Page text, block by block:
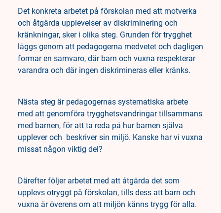
Det konkreta arbetet på förskolan med att motverka
och åtgärda upplevelser av diskriminering och
kränkningar, sker i olika steg. Grunden för trygghet
läggs genom att pedagogerna medvetet och dagligen
formar en samvaro, där barn och vuxna respekterar
varandra och där ingen diskrimineras eller kränks.
Nästa steg är pedagogernas systematiska arbete
med att genomföra trygghetsvandringar tillsammans
med barnen, för att ta reda på hur barnen själva
upplever och beskriver sin miljö. Kanske har vi vuxna
missat någon viktig del?
Därefter följer arbetet med att åtgärda det som
upplevs otryggt på förskolan, tills dess att barn och
vuxna är överens om att miljön känns trygg för alla.